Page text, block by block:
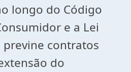
longo do Código
e a Lei
contratos
do